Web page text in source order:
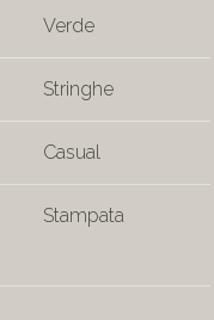
Verde
Stringhe
Casual
Stampata